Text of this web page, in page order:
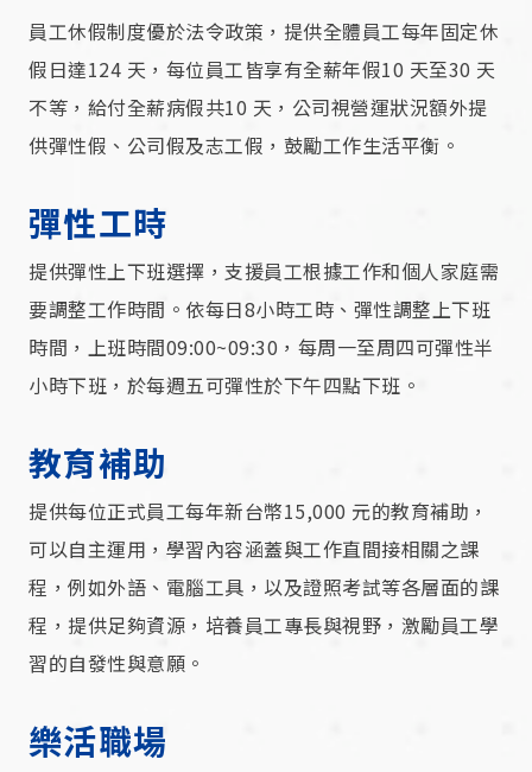
員工休假制度優於法令政策，提供全體員工每年固定休
假日達124 天，每位員工皆享有全薪年假10 天至30 天
不等，給付全薪病假共10 天，公司視營運狀況額外提
供彈性假、公司假及志工假，鼓勵工作生活平衡。
彈性工時
提供彈性上下班選擇，支援員工根據工作和個人家庭需
要調整工作時間。依每日8小時工時、彈性調整上下班
時間，上班時間09:00~09:30，每周一至周四可彈性半
小時下班，於每週五可彈性於下午四點下班。
教育補助
提供每位正式員工每年新台幣15,000 元的教育補助，
可以自主運用，學習內容涵蓋與工作直間接相關之課
程，例如外語、電腦工具，以及證照考試等各層面的課
程，提供足夠資源，培養員工專長與視野，激勵員工學
習的自發性與意願。
樂活職場